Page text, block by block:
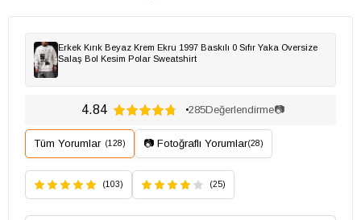
Erkek Kırık Beyaz Krem Ekru 1997 Baskılı 0 Sıfır Yaka Oversize
Salaş Bol Kesim Polar Sweatshirt
4.84 285Değerlendirme📷
Tüm Yorumlar (128) 📷 Fotoğraflı Yorumlar(28)
(103) (25)